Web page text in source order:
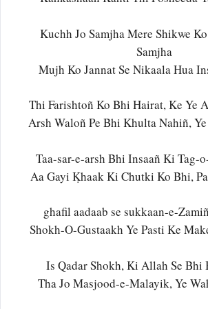
Kuchh Jo Samjha Mere Shikwe
Samjha
Mujh Ko Jannat Se Nikaala Hua
Thi Farishtoñ Ko Bhi Hairat, Ke Ye
Arsh Waloñ Pe Bhi Khulta Nahiñ,
Taa-sar-e-arsh Bhi Insaañ Ki Tag-
Aa Gayi Ḳhaak Ki Chutki Ko Bhi,
ghafil aadaab se sukkaan-e-
Shokh-O-Gustaakh Ye Pasti Ke
Is Qadar Shokh, Ki Allah Se Bhi
Tha Jo Masjood-e-Malayik, Ye